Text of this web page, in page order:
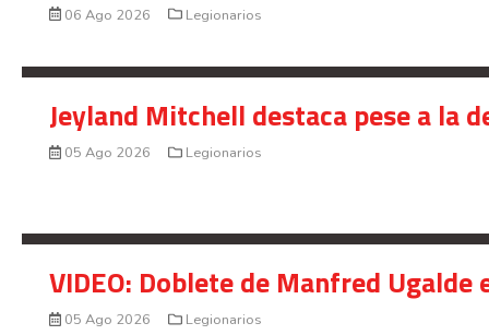
06 Ago 2026 Legionarios
Jeyland Mitchell destaca pese a la
05 Ago 2026 Legionarios
VIDEO: Doblete de Manfred
05 Ago 2026 Legionarios